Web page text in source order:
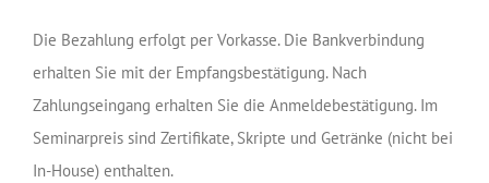
Die Bezahlung erfolgt per Vorkasse. Die Bankverbindung
erhalten Sie mit der Empfangsbestätigung. Nach
Zahlungseingang erhalten Sie die Anmeldebestätigung. Im
Seminarpreis sind Zertifikate, Skripte und Getränke (nicht bei
In-House) enthalten.